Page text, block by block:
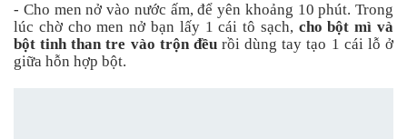
- Cho men nở vào nước ấm, để yên khoảng 10 phút. Trong
lúc chờ cho men nở bạn lấy 1 cái tô sạch, cho bột mì và
bột tinh than tre vào trộn đềurồi dùng tay tạo 1 cái lỗ ở
giữa hỗn hợp bột.